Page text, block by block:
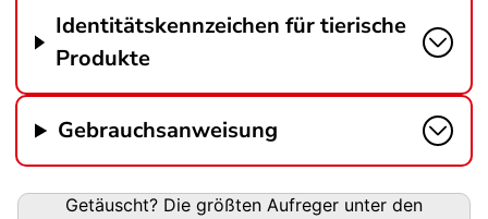
Identitätskennzeichen für tierische
Produkte
Gebrauchsanweisung
Podigee-Getäuscht? Die größten Aufreger unter den